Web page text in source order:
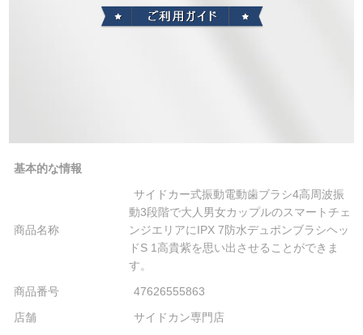
基本的な情報
商品名称
サイドカー式振動電動歯ブラシ4高周波振
動3段階で大人男女カップルのスマートチェ
ンジエリアにIPX 7防水デュポンブラシヘッ
ドS 1高貴紫を思い出させることができま
す。
商品番号
47626555863
店舗
サイドカン専門店